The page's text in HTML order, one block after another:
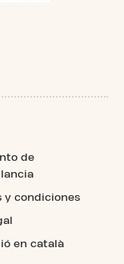
de
y condiciones
en català